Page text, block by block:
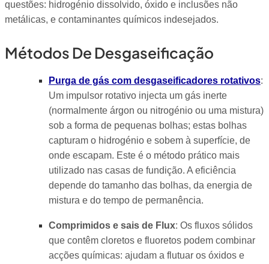
questões: hidrogénio dissolvido, óxido e inclusões não
metálicas, e contaminantes químicos indesejados.
Métodos De Desgaseificação
Purga de gás com desgaseificadores rotativos:
Um impulsor rotativo injecta um gás inerte
(normalmente árgon ou nitrogénio ou uma mistura)
sob a forma de pequenas bolhas; estas bolhas
capturam o hidrogénio e sobem à superfície, de
onde escapam. Este é o método prático mais
utilizado nas casas de fundição. A eficiência
depende do tamanho das bolhas, da energia de
mistura e do tempo de permanência.
Comprimidos e sais de Flux: Os fluxos sólidos
que contêm cloretos e fluoretos podem combinar
acções químicas: ajudam a flutuar os óxidos e